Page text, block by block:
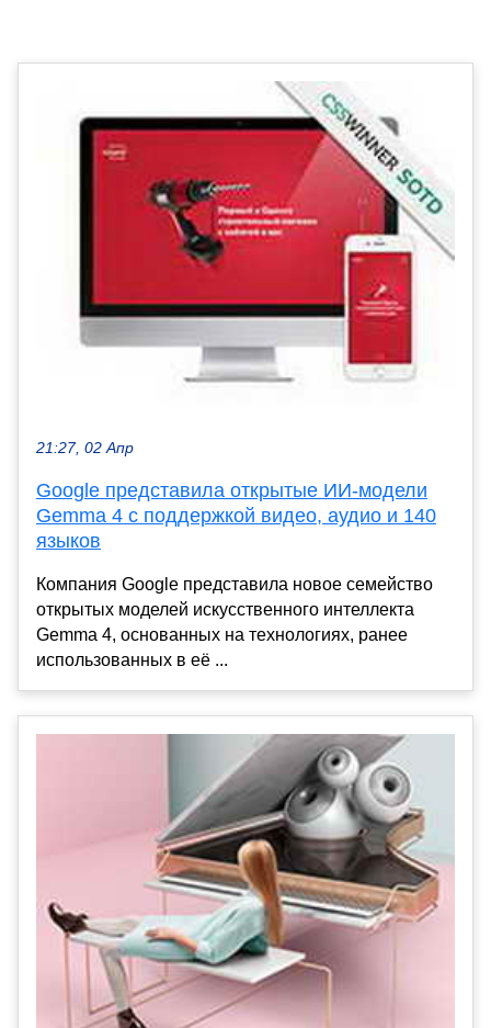
21:27, 02 Апр
Google представила открытые ИИ-модели
Gemma 4 с поддержкой видео, аудио и 140
языков
Компания Google представила новое семейство
открытых моделей искусственного интеллекта
Gemma 4, основанных на технологиях, ранее
использованных в её ...